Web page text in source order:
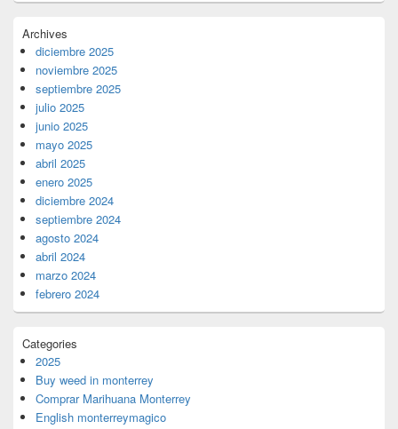
Archives
diciembre 2025
noviembre 2025
septiembre 2025
julio 2025
junio 2025
mayo 2025
abril 2025
enero 2025
diciembre 2024
septiembre 2024
agosto 2024
abril 2024
marzo 2024
febrero 2024
Categories
2025
Buy weed in monterrey
Comprar Marihuana Monterrey
English monterreymagico